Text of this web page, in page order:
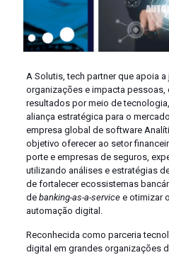
A Solutis, tech partner que apoia
organizações e impacta
resultados por meio de
aliança estratégica para o
empresa global de software
objetivo oferecer ao setor
porte e empresas de seguros,
utilizando análises e estratégias
de fortalecer ecossistemas
de banking-as-a-servicee otimizar
automação digital.
Reconhecida como parceria
digital em grandes organizações